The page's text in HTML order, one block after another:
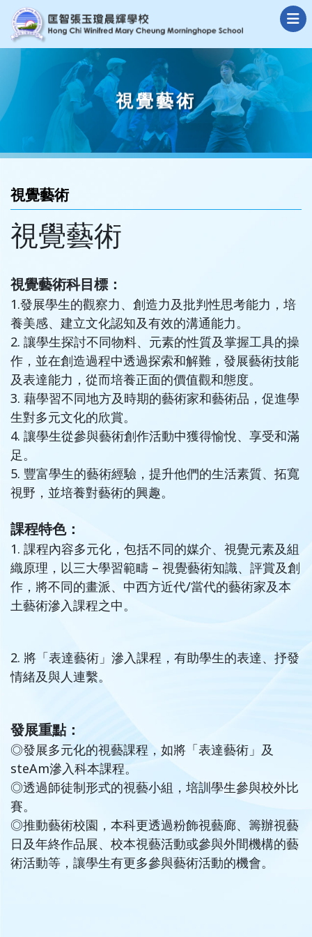
視覺藝術
視覺藝術
視覺藝術
視覺藝術科目標：
1.發展學生的觀察力、創造力及批判性思考能力，培
養美感、建立文化認知及有效的溝通能力。
2. 讓學生探討不同物料、元素的性質及掌握工具的操
作，並在創造過程中透過探索和解難，發展藝術技能
及表達能力，從而培養正面的價值觀和態度。
3. 藉學習不同地方及時期的藝術家和藝術品，促進學
生對多元文化的欣賞。
4. 讓學生從參與藝術創作活動中獲得愉悅、享受和滿
足。
5. 豐富學生的藝術經驗，提升他們的生活素質、拓寬
視野，並培養對藝術的興趣。
課程特色：
1. 課程內容多元化，包括不同的媒介、視覺元素及組
織原理，以三大學習範疇 – 視覺藝術知識、評賞及創
作，將不同的畫派、中西方近代/當代的藝術家及本
土藝術滲入課程之中。
2. 將「表達藝術」滲入課程，有助學生的表達、抒發
情緒及與人連繫。
發展重點：
◎發展多元化的視藝課程，如將「表達藝術」及
steAm滲入科本課程。
◎透過師徒制形式的視藝小組，培訓學生參與校外比
賽。
◎推動藝術校園，本科更透過粉飾視藝廊、籌辦視藝
日及年終作品展、校本視藝活動或參與外間機構的藝
術活動等，讓學生有更多參與藝術活動的機會。